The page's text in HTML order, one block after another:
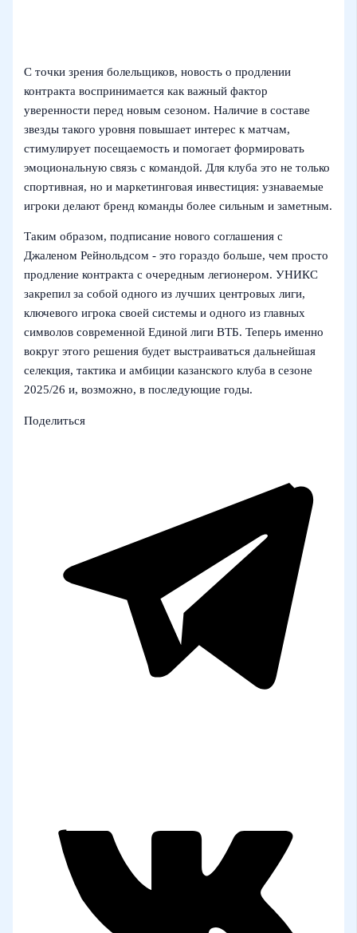
С точки зрения болельщиков, новость о продлении
контракта воспринимается как важный фактор
уверенности перед новым сезоном. Наличие в составе
звезды такого уровня повышает интерес к матчам,
стимулирует посещаемость и помогает формировать
эмоциональную связь с командой. Для клуба это не только
спортивная, но и маркетинговая инвестиция: узнаваемые
игроки делают бренд команды более сильным и заметным.
Таким образом, подписание нового соглашения с
Джаленом Рейнольдсом - это гораздо больше, чем просто
продление контракта с очередным легионером. УНИКС
закрепил за собой одного из лучших центровых лиги,
ключевого игрока своей системы и одного из главных
символов современной Единой лиги ВТБ. Теперь именно
вокруг этого решения будет выстраиваться дальнейшая
селекция, тактика и амбиции казанского клуба в сезоне
2025/26 и, возможно, в последующие годы.
Поделиться